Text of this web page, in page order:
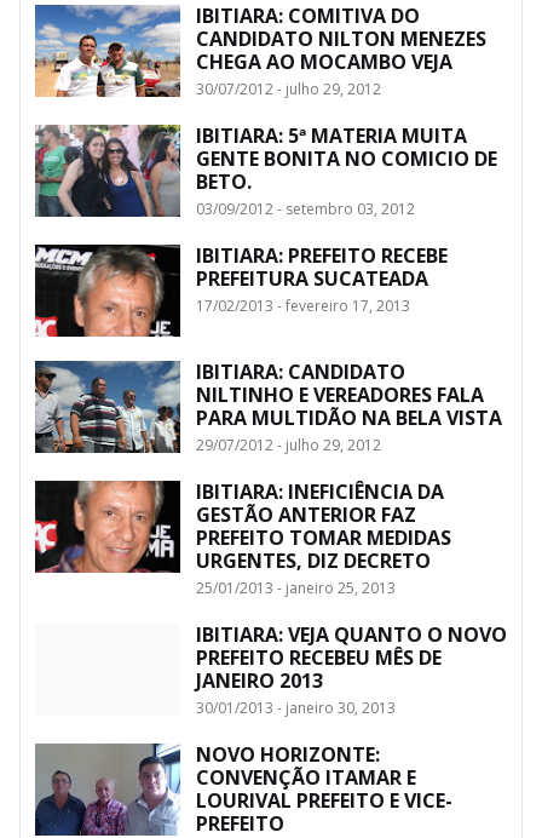
IBITIARA: COMITIVA DO
CANDIDATO NILTON MENEZES
CHEGA AO MOCAMBO VEJA
30/07/2012 - julho 29, 2012
IBITIARA: 5ª MATERIA MUITA
GENTE BONITA NO COMICIO DE
BETO.
03/09/2012 - setembro 03, 2012
IBITIARA: PREFEITO RECEBE
PREFEITURA SUCATEADA
17/02/2013 - fevereiro 17, 2013
IBITIARA: CANDIDATO
NILTINHO E VEREADORES FALA
PARA MULTIDÃO NA BELA VISTA
29/07/2012 - julho 29, 2012
IBITIARA: INEFICIÊNCIA DA
GESTÃO ANTERIOR FAZ
PREFEITO TOMAR MEDIDAS
URGENTES, DIZ DECRETO
25/01/2013 - janeiro 25, 2013
IBITIARA: VEJA QUANTO O NOVO
PREFEITO RECEBEU MÊS DE
JANEIRO 2013
30/01/2013 - janeiro 30, 2013
NOVO HORIZONTE:
CONVENÇÃO ITAMAR E
LOURIVAL PREFEITO E VICE-
PREFEITO